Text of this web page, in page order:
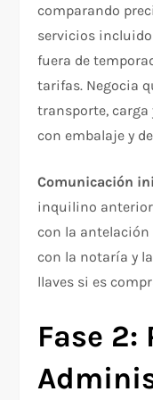
comparando
servicios
fuera de
tarifas. Negocia
transporte, carga
con embalaje y
Comunicación
inquilino
con la antelación
con la notaría y
llaves si es
Fase 2: